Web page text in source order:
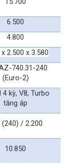
6.500
4.800
2.500 x 3.580
740.31-240
(Euro-2)
4 kỳ, V8, Turbo
tăng áp
(240) / 2.200
10.850